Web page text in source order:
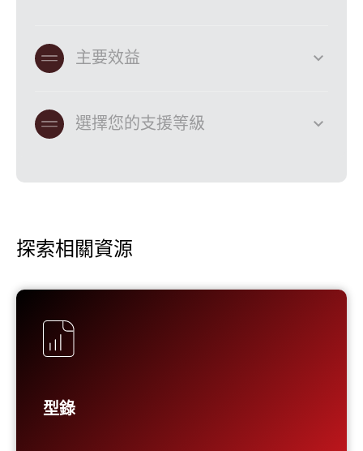
主要效益 expand_more
選擇您的支援等級 expand_more
探索相關資源
型錄